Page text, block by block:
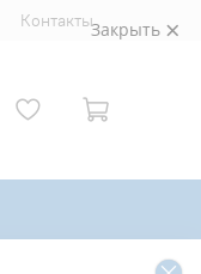
КонтактыЗакрыть